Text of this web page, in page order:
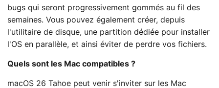
bugs qui seront progressivement gommés au fil des
semaines. Vous pouvez également créer, depuis
l'utilitaire de disque, une partition dédiée pour installer
l'OS en parallèle, et ainsi éviter de perdre vos fichiers.
Quels sont les Mac compatibles ?
macOS 26 Tahoe peut venir s'inviter sur les Mac